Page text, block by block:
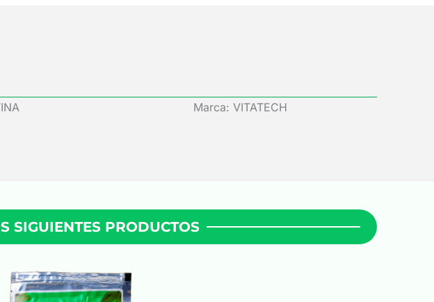
Marca: VITATECH
SIGUIENTES PRODUCTOS